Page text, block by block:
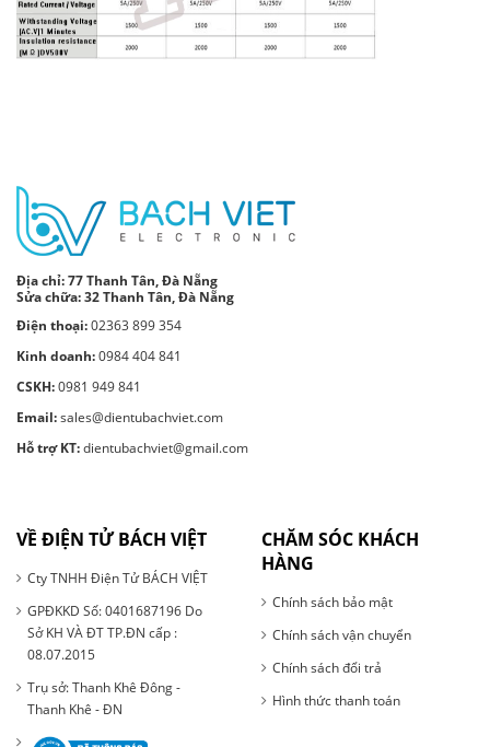
Địa chỉ:77 Thanh Tân, Đà Nẵng
Sửa chữa: 32 Thanh Tân, Đà Nẵng
Điện thoại:02363 899 354
Kinh doanh:0984 404 841
CSKH:0981 949 841
Email:sales@dientubachviet.com
Hỗ trợ KT:dientubachviet@gmail.com
VỀ ĐIỆN TỬ BÁCH VIỆT
Cty TNHH Điện Tử BÁCH VIỆT
GPĐKKD Số: 0401687196 Do
Sở KH VÀ ĐT TP.ĐN cấp :
08.07.2015
Trụ sở: Thanh Khê Đông -
Thanh Khê - ĐN
CHĂM SÓC KHÁCH
HÀNG
Chính sách bảo mật
Chính sách vận chuyển
Chính sách đổi trả
Hình thức thanh toán